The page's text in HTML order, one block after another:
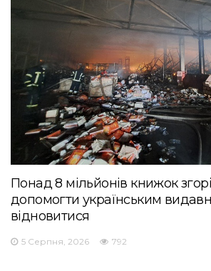
Понад 8 мільйонів книжок
допомогти українським
відновитися
5 Серпня, 2026 792